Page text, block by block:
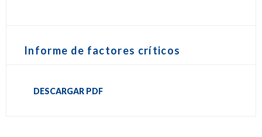
Informe de factores críticos
DESCARGAR PDF